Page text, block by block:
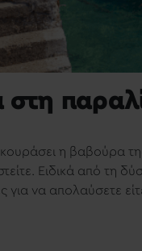
στη
κουράσει η βαβούρα
Ειδικά από τη
για να απολαύσετε